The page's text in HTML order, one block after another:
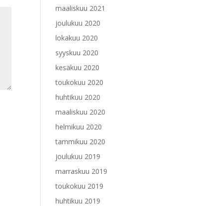
maaliskuu 2021
joulukuu 2020
lokakuu 2020
syyskuu 2020
kesäkuu 2020
toukokuu 2020
huhtikuu 2020
maaliskuu 2020
helmikuu 2020
tammikuu 2020
joulukuu 2019
marraskuu 2019
toukokuu 2019
huhtikuu 2019